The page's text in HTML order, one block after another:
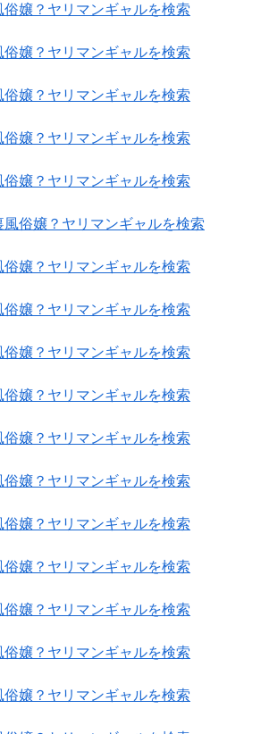
嬢？ヤリマンギャルを検索
嬢？ヤリマンギャルを検索
嬢？ヤリマンギャルを検索
嬢？ヤリマンギャルを検索
俗嬢？ヤリマンギャルを検索
俗嬢？ヤリマンギャルを検索
俗嬢？ヤリマンギャルを検索
嬢？ヤリマンギャルを検索
俗嬢？ヤリマンギャルを検索
俗嬢？ヤリマンギャルを検索
俗嬢？ヤリマンギャルを検索
嬢？ヤリマンギャルを検索
嬢？ヤリマンギャルを検索
嬢？ヤリマンギャルを検索
嬢？ヤリマンギャルを検索
嬢？ヤリマンギャルを検索
嬢？ヤリマンギャルを検索